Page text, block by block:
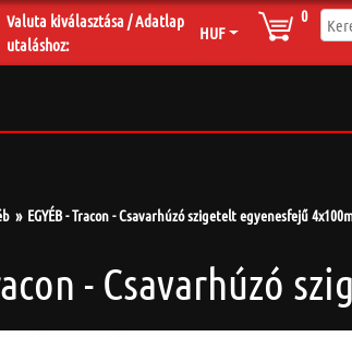
Valuta kiválasztása / Adatlap
utaláshoz:
HUF
0
EGYÉB - Tracon - Csavarhúzó szigetelt egyenesfejű
- Csavarhúzó